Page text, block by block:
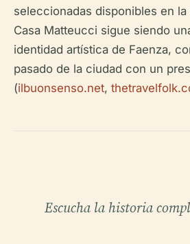
seleccionadas disponibles en
Casa Matteucci sigue siendo
identidad artística de Faenza,
pasado de la ciudad con un
(ilbuonsenso.net,
Escucha la historia